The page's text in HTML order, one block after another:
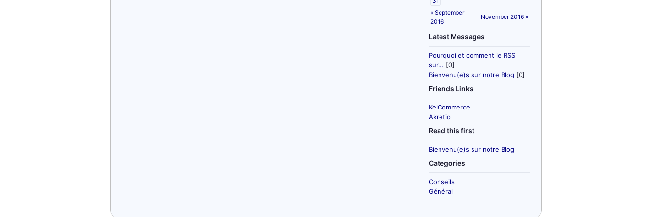
« September
2016
November 2016 »
Latest Messages
Pourquoi et comment le RSS
sur... [0]
Bienvenu(e)s sur notre Blog [0]
Friends Links
KelCommerce
Akretio
Read this first
Bienvenu(e)s sur notre Blog
Categories
Conseils
Général